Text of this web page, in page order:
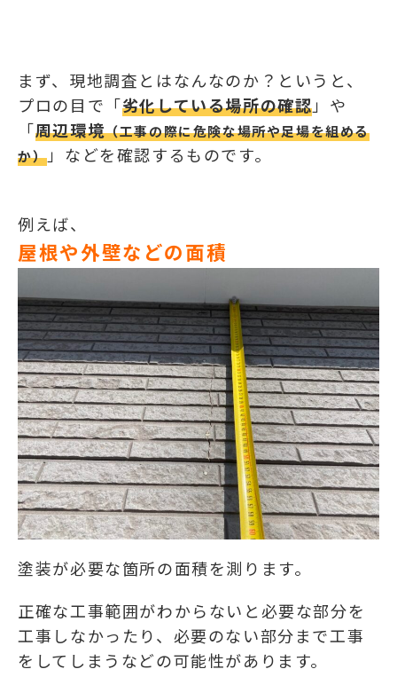
まず、現地調査とはなんなのか？というと、
プロの目で「劣化している場所の確認」や
「周辺環境（工事の際に危険な場所や足場を組める
か）」などを確認するものです。
例えば、
屋根や外壁などの面積
塗装が必要な箇所の面積を測ります。
正確な工事範囲がわからないと必要な部分を
工事しなかったり、必要のない部分まで工事
をしてしまうなどの可能性があります。